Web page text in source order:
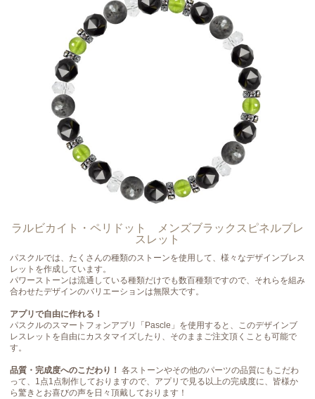
ラルビカイト・ペリドット メンズブラックスピネルブレ
スレット
パスクルでは、たくさんの種類のストーンを使用して、様々なデザインブレス
レットを作成しています。
パワーストーンは流通している種類だけでも数百種類ですので、それらを組み
合わせたデザインのバリエーションは無限大です。
アプリで自由に作れる！
パスクルのスマートフォンアプリ「Pascle」を使用すると、このデザインブ
レスレットを自由にカスタマイズしたり、そのままご注文頂くことも可能で
す。
品質・完成度へのこだわり！ 各ストーンやその他のパーツの品質にもこだわ
って、1点1点制作しておりますので、アプリで見る以上の完成度に、皆様か
ら驚きとお喜びの声を日々頂戴しております！